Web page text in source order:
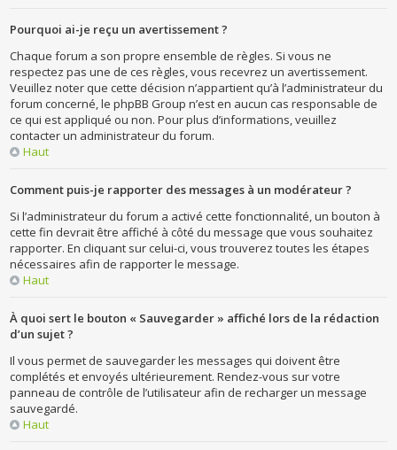
Pourquoi ai-je reçu un avertissement ?
Chaque forum a son propre ensemble de règles. Si vous ne
respectez pas une de ces règles, vous recevrez un avertissement.
Veuillez noter que cette décision n’appartient qu’à l’administrateur du
forum concerné, le phpBB Group n’est en aucun cas responsable de
ce qui est appliqué ou non. Pour plus d’informations, veuillez
contacter un administrateur du forum.
Haut
Comment puis-je rapporter des messages à un modérateur ?
Si l’administrateur du forum a activé cette fonctionnalité, un bouton à
cette fin devrait être affiché à côté du message que vous souhaitez
rapporter. En cliquant sur celui-ci, vous trouverez toutes les étapes
nécessaires afin de rapporter le message.
Haut
À quoi sert le bouton « Sauvegarder » affiché lors de la rédaction
d’un sujet ?
Il vous permet de sauvegarder les messages qui doivent être
complétés et envoyés ultérieurement. Rendez-vous sur votre
panneau de contrôle de l’utilisateur afin de recharger un message
sauvegardé.
Haut